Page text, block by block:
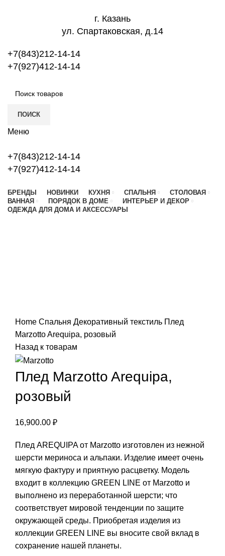
г. Казань
ул. Спартаковская, д.14
+7(843)212-14-14
+7(927)412-14-14
ПОИСК
Меню
+7(843)212-14-14
+7(927)412-14-14
БРЕНДЫ НОВИНКИ КУХНЯ СПАЛЬНЯ
СТОЛОВАЯ
ВАННАЯ
ПОРЯДОК В ДОМЕ
ИНТЕРЬЕР И ДЕКОР
ОДЕЖДА ДЛЯ ДОМА И АКСЕССУАРЫ
Home Спальня Декоративный текстиль Плед
Marzotto Arequipa, розовый
Назад к товарам
Плед Marzotto Arequipa,
розовый
16,900.00 ₽
Плед AREQUIPA от Marzotto изготовлен из нежной
шерсти мериноса и альпаки. Изделие имеет очень
мягкую фактуру и приятную расцветку. Модель
входит в коллекцию GREEN LINE от Marzotto и
выполнено из переработанной шерсти; что
соответствует мировой тенденции по защите
окружающей среды. Приобретая изделия из
коллекции GREEN LINE вы вносите свой вклад в
сохранение нашей планеты.